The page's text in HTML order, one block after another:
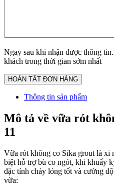
Ngay sau khi nhận được thông
khách trong thời gian sớm nhất
Thông tin sản phẩm
Mô tả về vữa rót
11
Vữa rót không co Sika grout là xi
biệt hỗ trợ bù co ngót, khi khuấy
đặc tính chảy lỏng tốt và cường
vữa: